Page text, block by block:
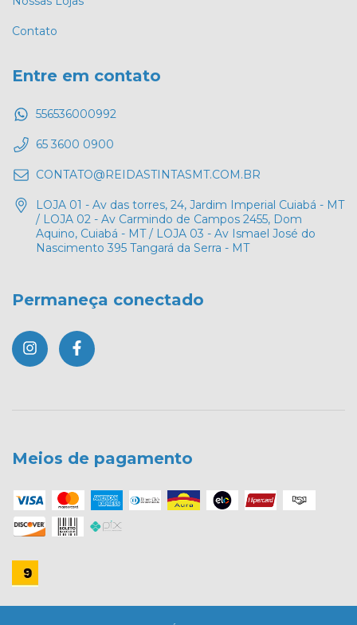
Contato
Entre em contato
556536000992
65 3600 0900
CONTATO@REIDASTINTASMT.COM.BR
LOJA 01 - Av das torres, 24, Jardim Imperial Cuiabá - MT
/ LOJA 02 - Av Carmindo de Campos 2455, Dom
Aquino, Cuiabá - MT / LOJA 03 - Av Ismael José do
Nascimento 395 Tangará da Serra - MT
Permaneça conectado
Meios de pagamento